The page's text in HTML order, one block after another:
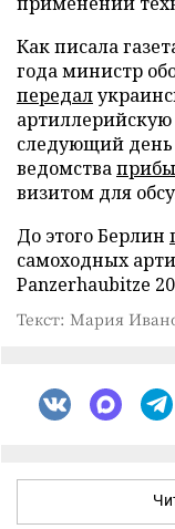
Как писала
года министр
передал
артиллерийскую
следующий день
ведомства
визитом для
До этого Берлин
самоходных
Panzerhaubitze
Текст: Мария